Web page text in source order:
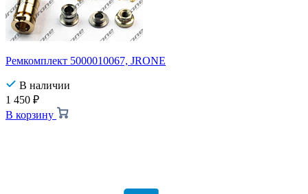
Ремкомплект 5000010067, JRONE
В наличии
1 450 ₽
В корзину